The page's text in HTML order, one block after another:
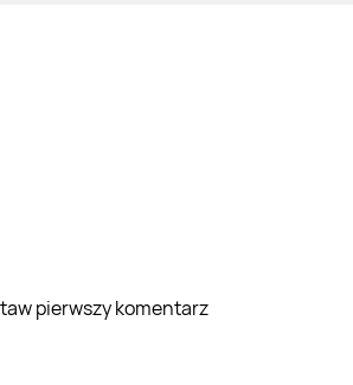
pierwszy komentarz